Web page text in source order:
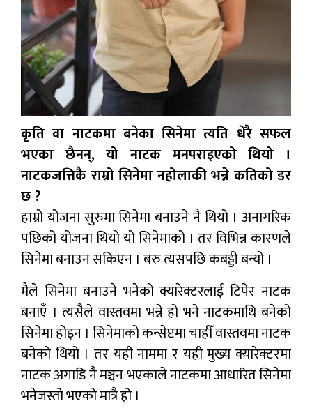
कृति वा नाटकमा बनेका सिनेमा त्यति धेरै सफल
भएका छैनन्, यो नाटक मनपराइएको थियो ।
नाटकजत्तिकै राम्रो सिनेमा नहोलाकी भन्ने कतिको डर
छ ?
हाम्रो योजना सुरुमा सिनेमा बनाउने नै थियो । अनागरिक
पछिको योजना थियो यो सिनेमाको । तर विभिन्न कारणले
सिनेमा बनाउन सकिएन । बरु त्यसपछि कबड्डी बन्यो ।
मैले सिनेमा बनाउने भनेको क्यारेक्टरलाई टिपेर नाटक
बनाएँ । त्यसैले वास्तवमा भन्ने हो भने नाटकमाथि बनेको
सिनेमा होइन । सिनेमाको कन्सेप्टमा चाहीँ वास्तवमा नाटक
बनेको थियो । तर यही नाममा र यही मुख्य क्यारेक्टरमा
नाटक अगाडि नै मञ्चन भएकाले नाटकमा आधारित सिनेमा
भनेजस्तो भएको मात्रै हो ।